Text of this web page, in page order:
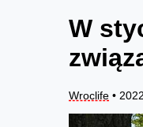
W
Wroclife •